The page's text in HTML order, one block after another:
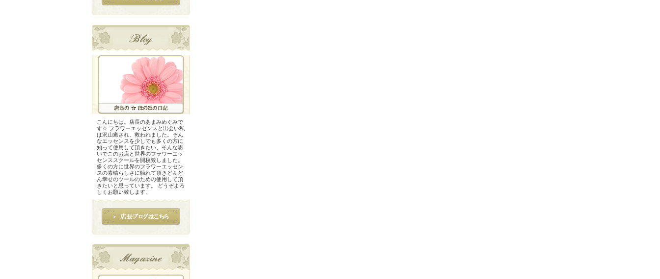
こんにちは。店長のあまみめぐみで
す☆ フラワーエッセンスと出会い私
は沢山癒され、救われました。そん
なエッセンスを少しでも多くの方に
知って使用して頂きたい、そんな思
いでこのお店と世界のフラワーエッ
センススクールを開校致しました。
多くの方に世界のフラワーエッセン
スの素晴らしさに触れて頂きどんど
ん幸せのツールのための使用して頂
きたいと思っています。 どうぞよろ
しくお願い致します。